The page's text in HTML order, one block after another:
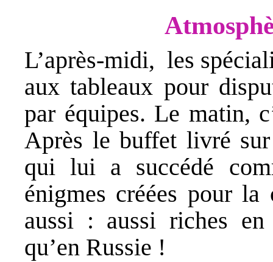
L’après-midi, les
aux tableaux pour
par équipes. Le matin,
Après le buffet livré
qui lui a succédé
énigmes créées pour la
aussi : aussi riches en
qu’en Russie !